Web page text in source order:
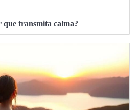
transmita calma?